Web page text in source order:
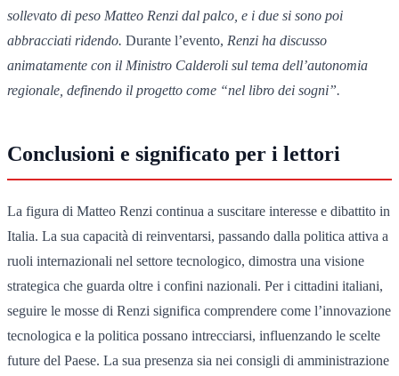
sollevato di peso Matteo Renzi dal palco, e i due si sono poi
abbracciati ridendo. Durante l’evento, Renzi ha discusso
animatamente con il Ministro Calderoli sul tema dell’autonomia
regionale, definendo il progetto come “nel libro dei sogni”.
Conclusioni e significato per i lettori
La figura di Matteo Renzi continua a suscitare interesse e dibattito in
Italia. La sua capacità di reinventarsi, passando dalla politica attiva a
ruoli internazionali nel settore tecnologico, dimostra una visione
strategica che guarda oltre i confini nazionali. Per i cittadini italiani,
seguire le mosse di Renzi significa comprendere come l’innovazione
tecnologica e la politica possano intrecciarsi, influenzando le scelte
future del Paese. La sua presenza sia nei consigli di amministrazione